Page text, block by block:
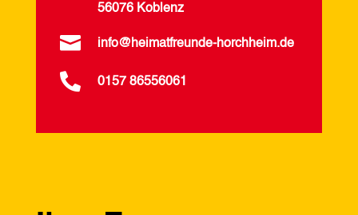
56076 Koblenz
 info@heimatfreunde-horchheim.de
 0157 86556061